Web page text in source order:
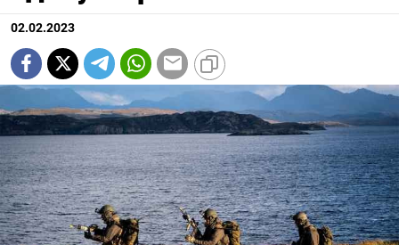
02.02.2023